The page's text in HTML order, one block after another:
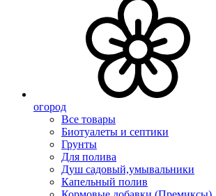
огород
Все товары
Биотуалеты и септики
Грунты
Для полива
Душ садовый,умывальники
Капельный полив